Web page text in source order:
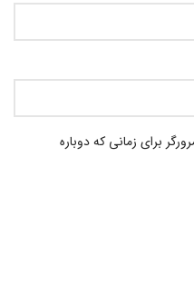
برای زمانی که دوباره